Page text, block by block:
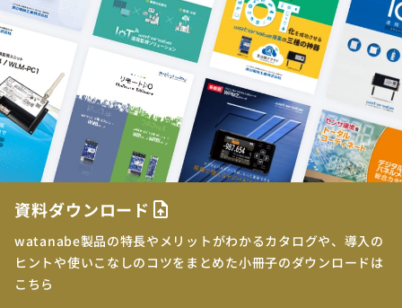
資料ダウンロード upload_file
watanabe製品の特長やメリットがわかるカタログや、導入の
ヒントや使いこなしのコツをまとめた小冊子のダウンロードは
こちら